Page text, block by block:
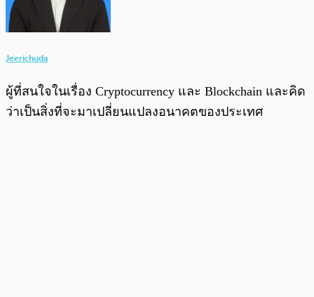
Jeerichuda
ผู้ที่สนใจในเรื่อง Cryptocurrency และ Blockchain และคิด
ว่าเป็นสิ่งที่จะมาเปลี่ยนแปลงอนาคตของประเทศ